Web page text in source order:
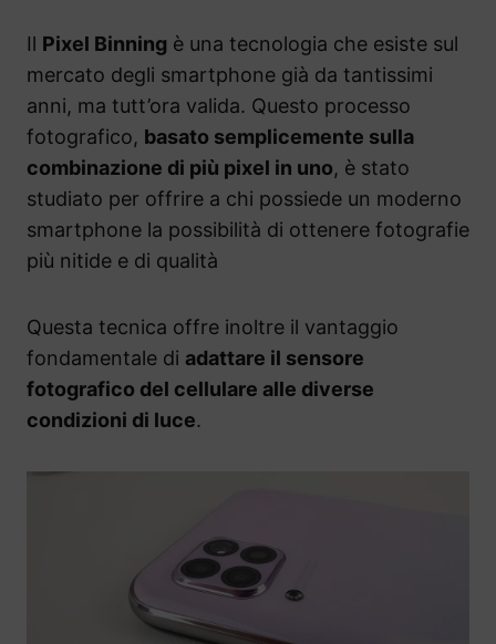
Il Pixel Binning è una tecnologia che esiste sul
mercato degli smartphone già da tantissimi
anni, ma tutt’ora valida. Questo processo
fotografico, basato semplicemente sulla
combinazione di più pixel in uno, è stato
studiato per offrire a chi possiede un moderno
smartphone la possibilità di ottenere fotografie
più nitide e di qualità
Questa tecnica offre inoltre il vantaggio
fondamentale di adattare il sensore
fotografico del cellulare alle diverse
condizioni di luce.